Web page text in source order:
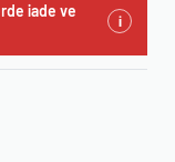
iade ve
i